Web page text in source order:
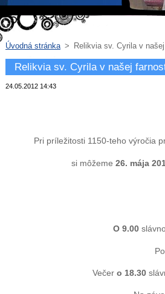
Úvodná stránka > Relikvia sv. Cyrila v
Relikvia sv. Cyrila v našej
24.05.2012 14:43
Pri príležitosti 1150-teho výročia
si môžeme 26. mája
O 9.00
Večer o 18.30